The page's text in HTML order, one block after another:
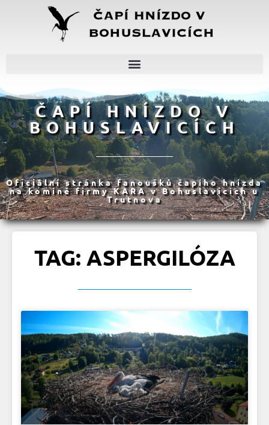
ČAPÍ HNÍZDO V
BOHUSLAVICÍCH
Oficiální stránka fanoušků čapího hnízda
na komíně firmy KARA v Bohuslavicích u
Trutnova
TAG: ASPERGILÓZA